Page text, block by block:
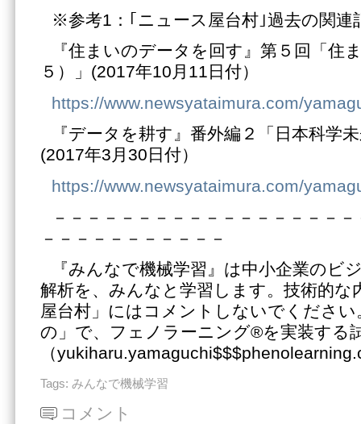
※参考1：｢ニュース屋台村｣過去の関連
『住まいのデータを回す』第５回「住
５）」(2017年10月11日付）
https://www.newsyataimura.com/
『データを耕す』番外編２「日本科学
(2017年3月30日付）
https://www.newsyataimura.com/
－－－－－－－－－－－－－－－－－
－－－－－－－－－－－
『みんなで機械学習』は中小企業のビ
解析を、みんなと学習します。技術的な
屋台村」にはコメントしないでください
の」で、フェノラーニング®を実装する
（
Tags: みんなで機械学習
コメント